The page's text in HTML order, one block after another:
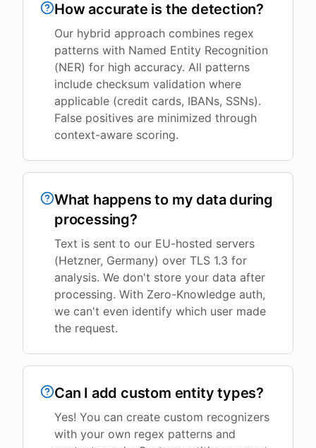
How accurate is the detection?
Our hybrid approach combines regex
patterns with Named Entity Recognition
(NER) for high accuracy. All patterns
include checksum validation where
applicable (credit cards, IBANs, SSNs).
False positives are minimized through
context-aware scoring.
What happens to my data during
processing?
Text is sent to our EU-hosted servers
(Hetzner, Germany) over TLS 1.3 for
analysis. We don't store your data after
processing. With Zero-Knowledge auth,
we can't even identify which user made
the request.
Can I add custom entity types?
Yes! You can create custom recognizers
with your own regex patterns and